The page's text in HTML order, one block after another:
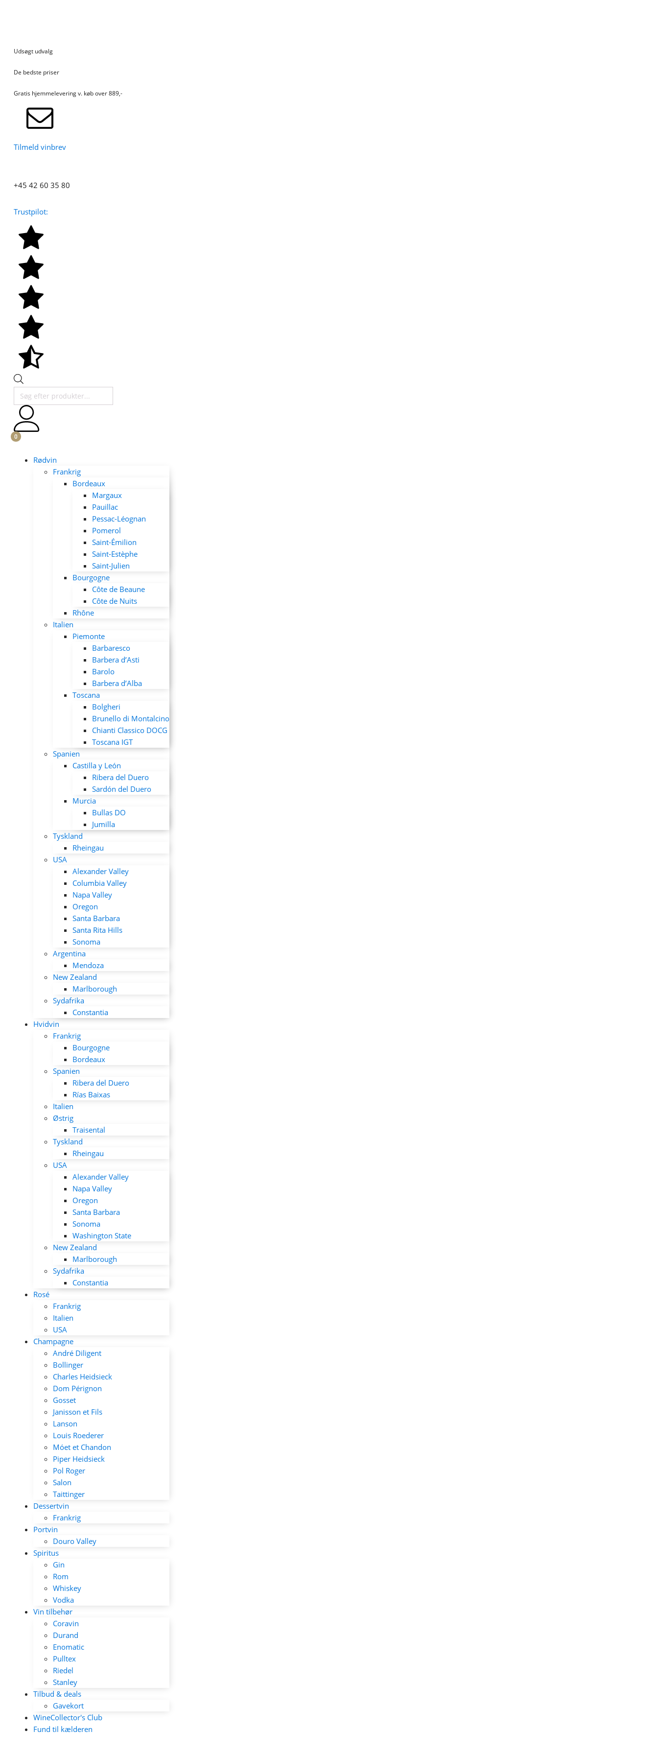
Udsøgt udvalg
De bedste priser
Gratis hjemmelevering v. køb over 889,-
Tilmeld vinbrev
+45 42 60 35 80
Trustpilot:
Products
search
0
Rødvin
Frankrig
Bordeaux
Margaux
Pauillac
Pessac-Léognan
Pomerol
Saint-Émilion
Saint-Estèphe
Saint-Julien
Bourgogne
Côte de Beaune
Côte de Nuits
Rhône
Italien
Piemonte
Barbaresco
Barbera d’Asti
Barolo
Barbera d’Alba
Toscana
Bolgheri
Brunello di Montalcino
Chianti Classico DOCG
Toscana IGT
Spanien
Castilla y León
Ribera del Duero
Sardón del Duero
Murcia
Bullas DO
Jumilla
Tyskland
Rheingau
USA
Alexander Valley
Columbia Valley
Napa Valley
Oregon
Santa Barbara
Santa Rita Hills
Sonoma
Argentina
Mendoza
New Zealand
Marlborough
Sydafrika
Constantia
Hvidvin
Frankrig
Bourgogne
Bordeaux
Spanien
Ribera del Duero
Rías Baixas
Italien
Østrig
Traisental
Tyskland
Rheingau
USA
Alexander Valley
Napa Valley
Oregon
Santa Barbara
Sonoma
Washington State
New Zealand
Marlborough
Sydafrika
Constantia
Rosé
Frankrig
Italien
USA
Champagne
André Diligent
Bollinger
Charles Heidsieck
Dom Pérignon
Gosset
Janisson et Fils
Lanson
Louis Roederer
Móet et Chandon
Piper Heidsieck
Pol Roger
Salon
Taittinger
Dessertvin
Frankrig
Portvin
Douro Valley
Spiritus
Gin
Rom
Whiskey
Vodka
Vin tilbehør
Coravin
Durand
Enomatic
Pulltex
Riedel
Stanley
Tilbud & deals
Gavekort
WineCollector's Club
Fund til kælderen